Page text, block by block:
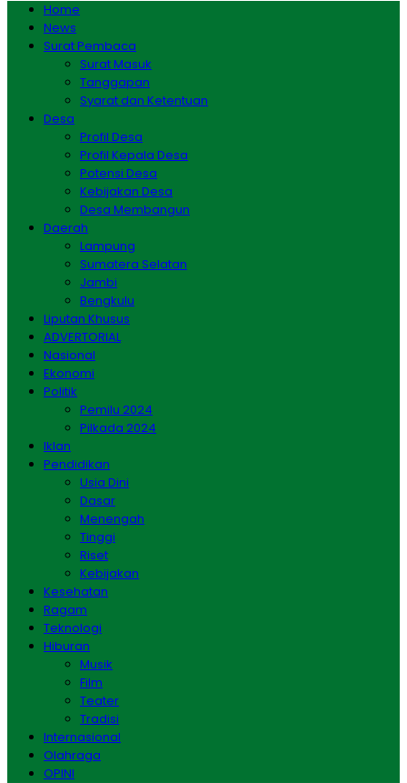
Home
News
Surat Pembaca
Surat Masuk
Tanggapan
Syarat dan Ketentuan
Desa
Profil Desa
Profil Kepala Desa
Potensi Desa
Kebijakan Desa
Desa Membangun
Daerah
Lampung
Sumatera Selatan
Jambi
Bengkulu
Liputan Khusus
ADVERTORIAL
Nasional
Ekonomi
Politik
Pemilu 2024
Pilkada 2024
Iklan
Pendidikan
Usia Dini
Dasar
Menengah
Tinggi
Riset
Kebijakan
Kesehatan
Ragam
Teknologi
Hiburan
Musik
Film
Teater
Tradisi
Internasional
Olahraga
OPINI